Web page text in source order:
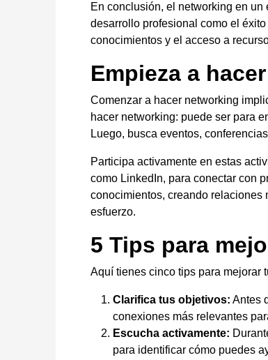
En conclusión, el networking en
desarrollo profesional como el
conocimientos y el acceso a
Empieza a
Comenzar a hacer networking
hacer networking: puede ser para
Luego, busca eventos,
Participa activamente en estas
como LinkedIn, para conectar con
conocimientos, creando relaciones
esfuerzo.
5 Tips para
Aquí tienes cinco tips para mejorar
Clarifica tus objetivos: Antes
conexiones más relevantes
Escucha activamente:
para identificar cómo puedes